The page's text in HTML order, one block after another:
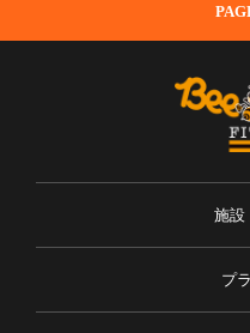
施設
プ